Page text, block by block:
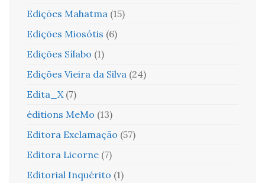
Edições Mahatma (15)
Edições Miosótis (6)
Edições Sílabo (1)
Edições Vieira da Silva (24)
Edita_X (7)
éditions MeMo (13)
Editora Exclamação (57)
Editora Licorne (7)
Editorial Inquérito (1)